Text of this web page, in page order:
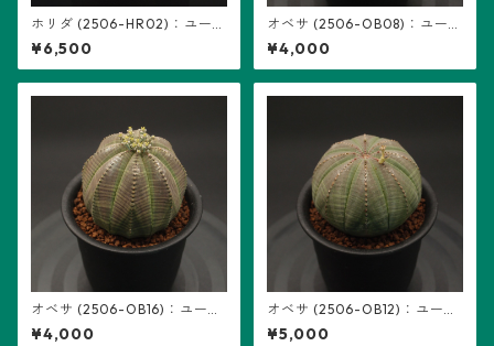
ホリダ (2506-HR02)：ユーフ
ォルビア属
¥6,500
オベサ (2506-OB08)：ユーフ
ォルビア属 ※実生、雌株
¥4,000
オベサ (2506-OB16)：ユーフ
ォルビア属 ※実生、雌株
¥4,000
オベサ (2506-OB12)：ユーフ
ォルビア属 ※実生、雌株
¥5,000